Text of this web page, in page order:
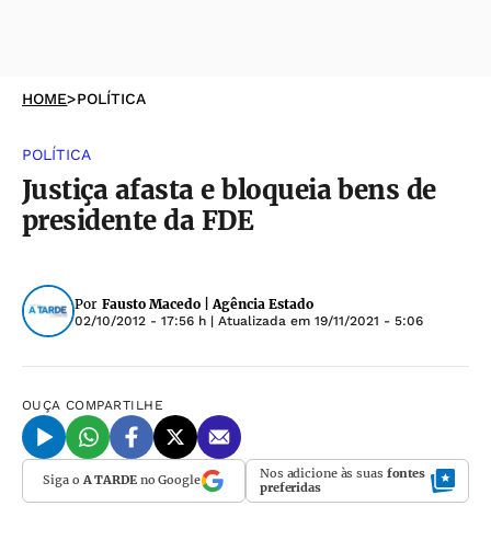
HOME>POLÍTICA
POLÍTICA
Justiça afasta e bloqueia bens de
presidente da FDE
Por Fausto Macedo | Agência Estado
02/10/2012 - 17:56 h | Atualizada em 19/11/2021 - 5:06
OUÇA COMPARTILHE
Siga oA TARDEno Google Nos adicione às suas fontes
preferidas